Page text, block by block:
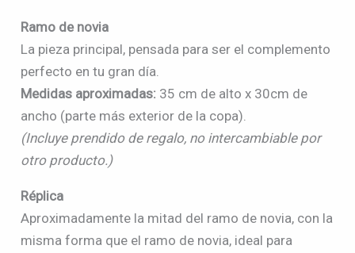
Ramo de novia
La pieza principal, pensada para ser el complemento
perfecto en tu gran día.
Medidas aproximadas: 35 cm de alto x 30cm de
ancho (parte más exterior de la copa).
(Incluye prendido de regalo, no intercambiable por
otro producto.)
Réplica
Aproximadamente la mitad del ramo de novia, con la
misma forma que el ramo de novia, ideal para